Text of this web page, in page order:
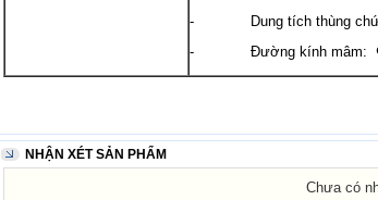
- Dung tích thùng chứa
- Đường kính mâm:
NHẬN XÉT SẢN PHẨM
Chưa có